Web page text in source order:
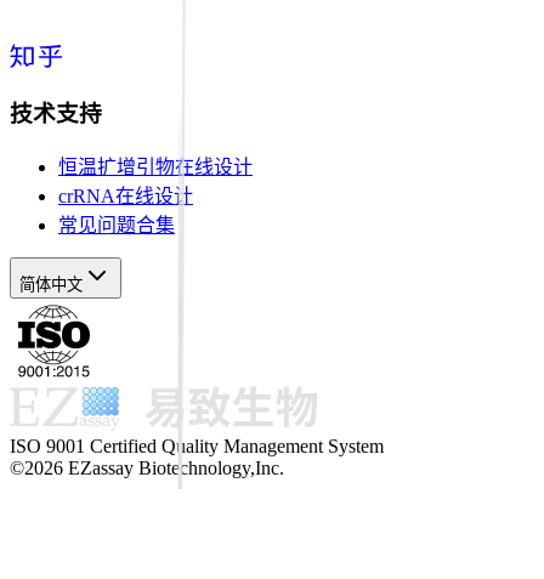
技术支持
恒温扩增引物在线设计
crRNA在线设计
常见问题合集
简体中文
ISO 9001 Certified Quality Management System
©2026 EZassay Biotechnology,Inc.